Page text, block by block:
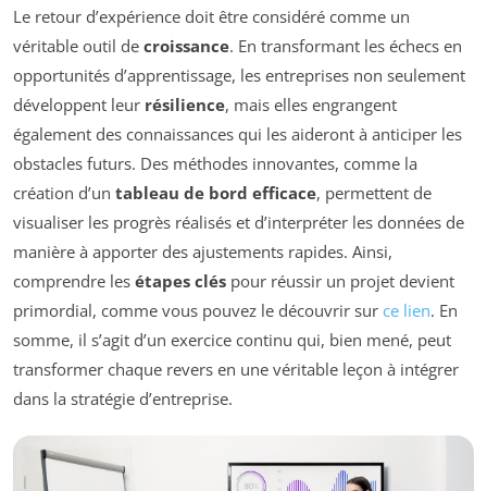
Le retour d’expérience doit être considéré comme un
véritable outil de croissance. En transformant les échecs en
opportunités d’apprentissage, les entreprises non seulement
développent leur résilience, mais elles engrangent
également des connaissances qui les aideront à anticiper les
obstacles futurs. Des méthodes innovantes, comme la
création d’un tableau de bord efficace, permettent de
visualiser les progrès réalisés et d’interpréter les données de
manière à apporter des ajustements rapides. Ainsi,
comprendre les étapes clés pour réussir un projet devient
primordial, comme vous pouvez le découvrir sur ce lien. En
somme, il s’agit d’un exercice continu qui, bien mené, peut
transformer chaque revers en une véritable leçon à intégrer
dans la stratégie d’entreprise.